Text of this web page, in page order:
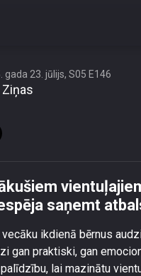
nonākušiem
gada 23. jūlijs, S05 E146
saņemt
ikdienā bērnus
gan praktiski, gan
lai mazinātu